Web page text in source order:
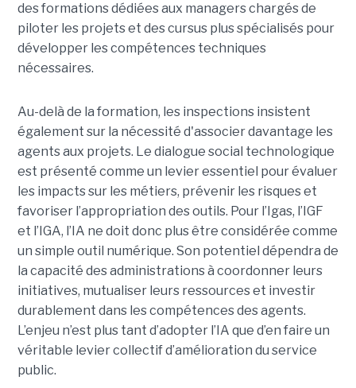
des formations dédiées aux managers chargés de
piloter les projets et des cursus plus spécialisés pour
développer les compétences techniques
nécessaires.
Au-delà de la formation, les inspections insistent
également sur la nécessité d'associer davantage les
agents aux projets. Le dialogue social technologique
est présenté comme un levier essentiel pour évaluer
les impacts sur les métiers, prévenir les risques et
favoriser l’appropriation des outils. Pour l’Igas, l’IGF
et l’IGA, l’IA ne doit donc plus être considérée comme
un simple outil numérique. Son potentiel dépendra de
la capacité des administrations à coordonner leurs
initiatives, mutualiser leurs ressources et investir
durablement dans les compétences des agents.
L’enjeu n’est plus tant d’adopter l’IA que d’en faire un
véritable levier collectif d’amélioration du service
public.